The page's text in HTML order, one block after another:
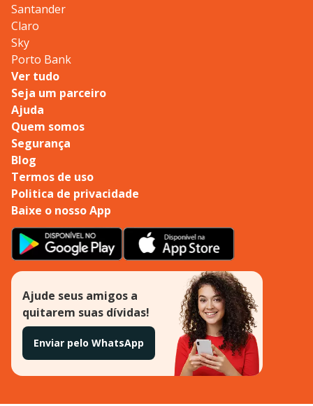
Santander
Claro
Sky
Porto Bank
Ver tudo
Seja um parceiro
Ajuda
Quem somos
Segurança
Blog
Termos de uso
Politica de privacidade
Baixe o nosso App
Ajude seus amigos a
quitarem suas dívidas!
Enviar pelo WhatsApp